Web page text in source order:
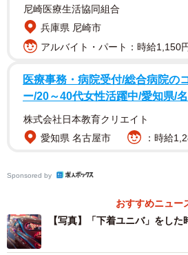
て泣いた」「逆に本当にここまで貢
好きw」といった声がありました。
尼崎医療生活協同組合
兵庫県 尼崎市
アルバイト・パート：時給1,150
医療事務・病院受付/総合病院の
ー/20～40代女性活躍中/愛知県/
株式会社日本教育クリエイト
愛知県 名古屋市
：時給
Sponsored by
おすすめニュー
【写真】「下着ユニバ」をし